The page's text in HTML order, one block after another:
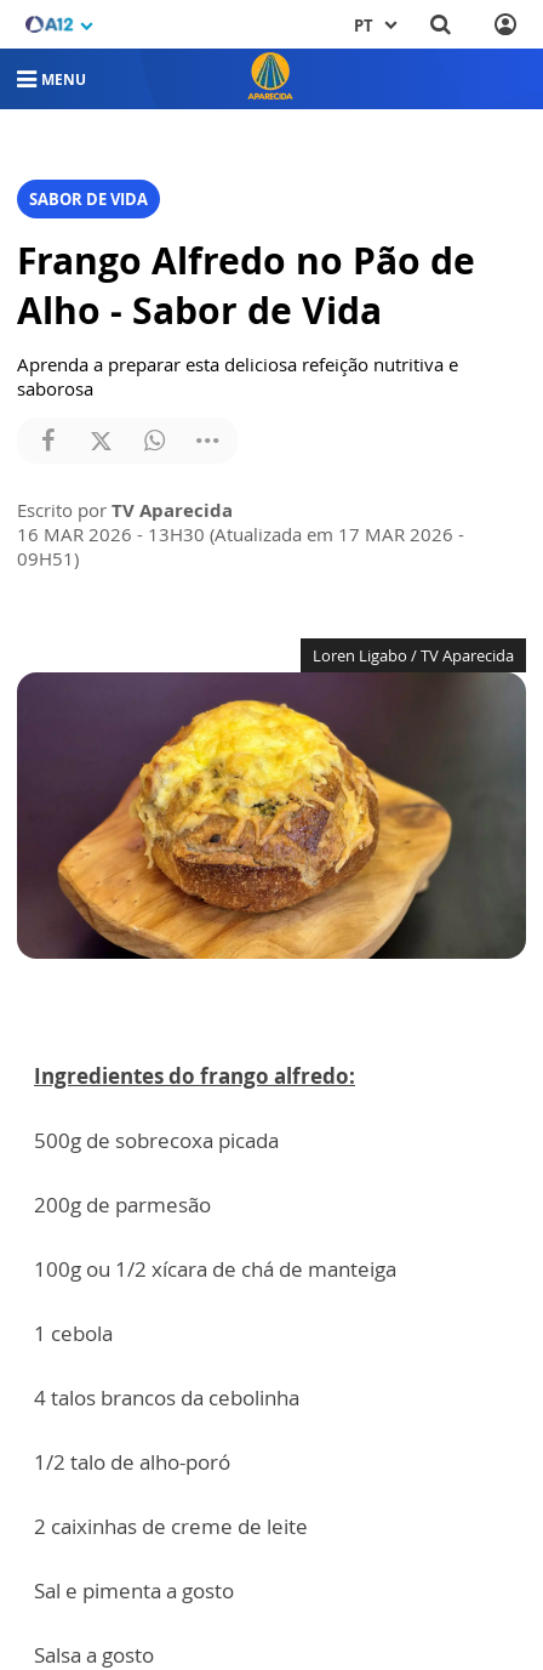
PT
MENU
SABOR DE VIDA
Frango Alfredo no Pão de
Alho - Sabor de Vida
Aprenda a preparar esta deliciosa refeição nutritiva e
saborosa
Escrito por TV Aparecida
16 MAR 2026 - 13H30 (Atualizada em 17 MAR 2026 -
09H51)
Loren Ligabo / TV Aparecida
Ingredientes do frango alfredo:
500g de sobrecoxa picada
200g de parmesão
100g ou 1/2 xícara de chá de manteiga
1 cebola
4 talos brancos da cebolinha
1/2 talo de alho-poró
2 caixinhas de creme de leite
Sal e pimenta a gosto
Salsa a gosto